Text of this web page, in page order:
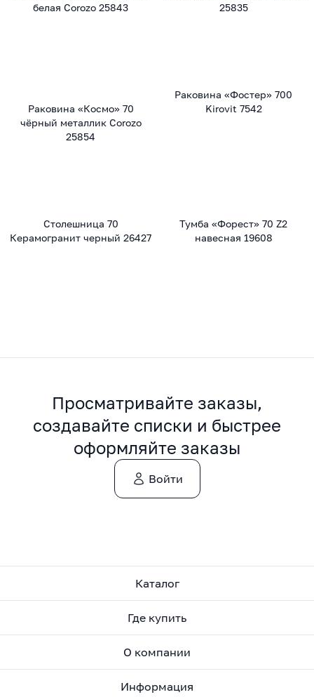
белая Corozo 25843
25835
Раковина «Космо» 70
чёрный металлик Corozo
25854
Раковина «Фостер» 700
Kirovit 7542
Столешница 70
Керамогранит черный 26427
Тумба «Форест» 70 Z2
навесная 19608
Просматривайте заказы,
создавайте списки и быстрее
оформляйте заказы
Войти
Каталог
Где купить
О компании
Информация